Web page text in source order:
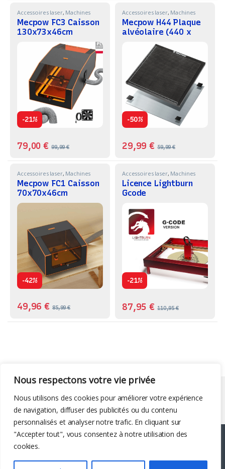
Nous respectons votre vie privée
Nous utilisons des cookies pour améliorer votre expérience
de navigation, diffuser des publicités ou du contenu
personnalisés et analyser notre trafic. En cliquant sur
"Accepter tout", vous consentez à notre utilisation des
cookies.
Accessoires laser, Machines
Mecpow FC3 Caisson
130x73x46cm
-21%
79,00€ 99,99€
Accessoires laser, Machines
Mecpow H44 Plaque
alvéolaire (440 x
440 x 22 mm)
-50%
29,99€ 59,99€
Accessoires laser, Machines
Mecpow FC1 Caisson
70x70x46cm
-42%
49,96€ 85,99€
Accessoires laser, Machines
Licence Lightburn
Gcode
-21%
87,95€ 110,95€
Liens utiles